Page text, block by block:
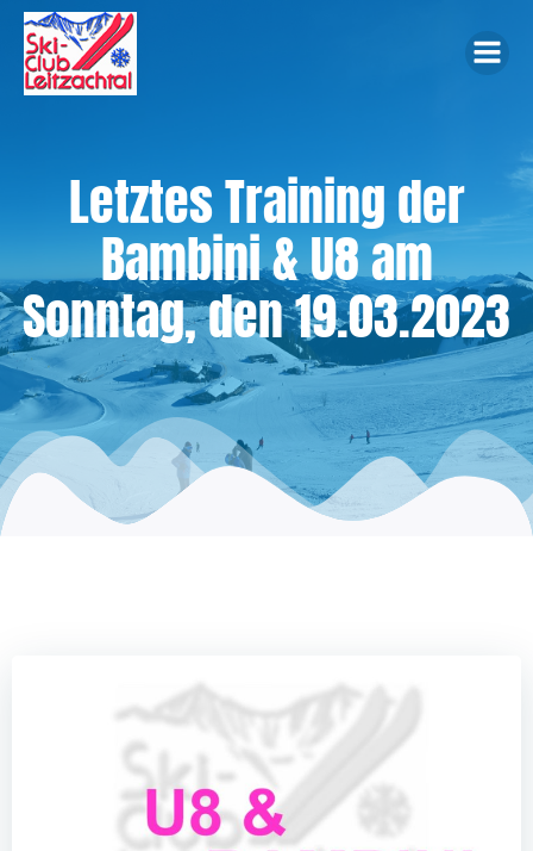
Letztes Training der
Bambini & U8 am
Sonntag, den 19.03.2023